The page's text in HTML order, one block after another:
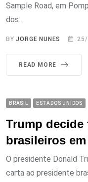
Sample Road, em
dos...
BYJORGE NUNES
READ MORE
BRASIL ESTADOS UNIDOS
Trump
brasileiros em
O presidente Donald
carta ao presidente